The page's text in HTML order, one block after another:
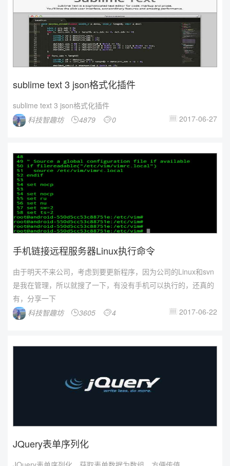
sublime text 3 json格式化插件
sublime text 3 json格式化插件
科技智趣坊
4879 0  2017-06-27
手机链接远程服务器Linux执行命令
由于明天不来公司，考虑到要更新程序，因为公司的Linux和svn
是我在管理，所以就搜了一下，有没有手机可以执行的，还真的
有，分享一下
科技智趣坊
3605 4  2017-06-22
JQuery表单序列化